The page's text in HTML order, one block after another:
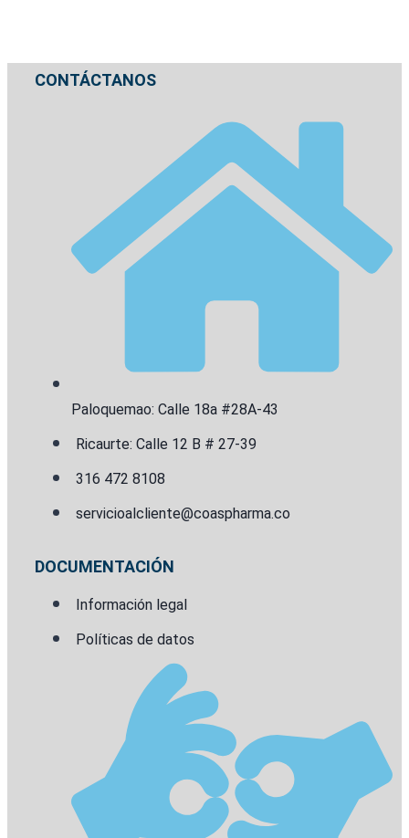
CONTÁCTANOS
Paloquemao: Calle 18a #28A-43
Ricaurte: Calle 12 B # 27-39
316 472 8108
servicioalcliente@coaspharma.co
DOCUMENTACIÓN
Información legal
Políticas de datos